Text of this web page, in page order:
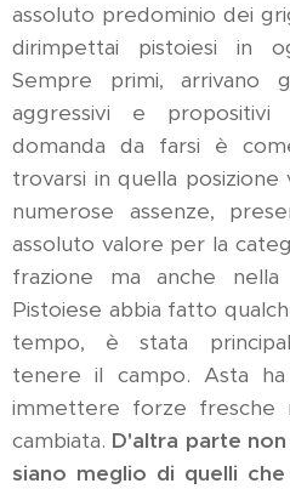
assoluto predominio dei
dirimpettai pistoiesi in
Sempre primi, arrivano
aggressivi e
domanda da farsi è
trovarsi in quella
numerose assenze,
assoluto valore per la
frazione ma anche
Pistoiese abbia fatto
tempo, è stata
tenere il campo. Asta
immettere forze fresche
cambiata. D'altra parte
siano meglio di quelli